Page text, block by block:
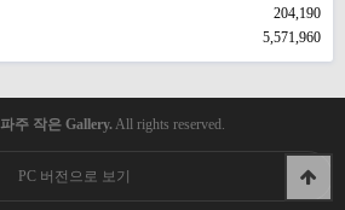
204,190
5,571,960
파주 작은 Gallery. All rights reserved.
PC 버전으로 보기